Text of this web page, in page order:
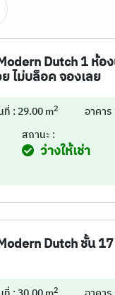
Dutch 1 ห้
ไม่บล็อค จองเลย
: 29.00 m2 อาคาร
สถานะ :
ว่างให้เช่า
Dutch ชั้น
2